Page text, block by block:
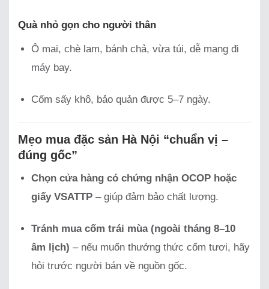
Quà nhỏ gọn cho người thân
Ô mai, chè lam, bánh chả, vừa túi, dễ mang đi
máy bay.
Cốm sấy khô, bảo quản được 5–7 ngày.
Mẹo mua đặc sản Hà Nội “chuẩn vị –
đúng gốc”
Chọn cửa hàng có chứng nhận OCOP hoặc
giấy VSATTP – giúp đảm bảo chất lượng.
Tránh mua cốm trái mùa (ngoài tháng 8–10
âm lịch) – nếu muốn thưởng thức cốm tươi, hãy
hỏi trước người bán về nguồn gốc.